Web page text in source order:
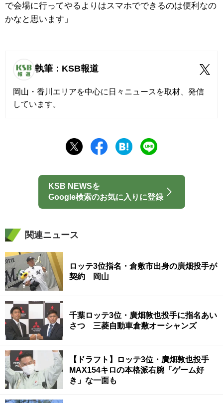
で会場に行ってやるよりはスマホでできるのは便利なの
かなと思います」
執筆：KSB報道
岡山・香川エリアを中心に日々ニュースを取材、発信
しています。
KSB NEWSを
Google検索のお気に入りに登録
関連ニュース
ロッテ3位指名・倉敷市出身の廣畑投手が
契約 岡山
千葉ロッテ3位・廣畑敦也投手に指名あい
さつ 三菱自動車倉敷オーシャンズ
【ドラフト】ロッテ3位・廣畑敦也投手
MAX154キロの本格派右腕「ゲーム好
き」な一面も